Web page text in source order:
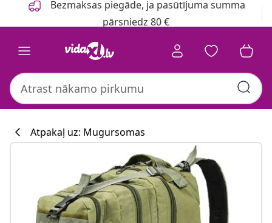
Bezmaksas piegāde, ja pasūtījuma summa
pārsniedz 80 €
Atpakaļ uz: Mugursomas